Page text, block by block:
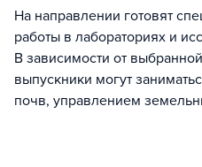
На направлении готовят
работы в лабораториях и
В зависимости от
выпускники могут
почв, управлением